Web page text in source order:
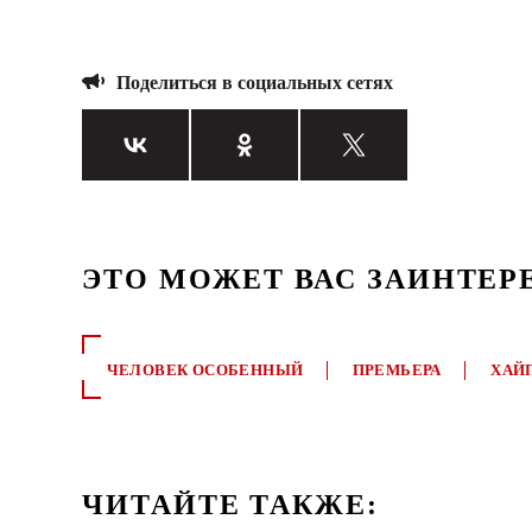
Поделиться в социальных сетях
ЭТО МОЖЕТ ВАС
ЧЕЛОВЕК ОСОБЕННЫЙ ПРЕМЬЕРА
ЧИТАЙТЕ ТАКЖЕ: